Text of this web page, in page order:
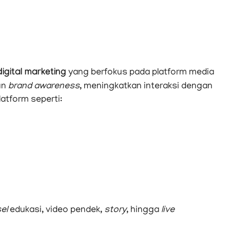
marketing yang berfokus pada platform media
brand awareness, meningkatkan interaksi dengan
seperti:
edukasi, video pendek, story, hingga live